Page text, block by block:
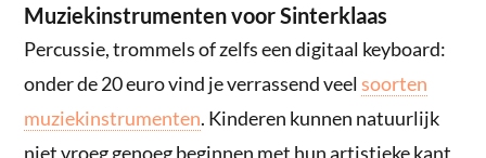
Muziekinstrumenten voor Sinterklaas
Percussie, trommels of zelfs een digitaal keyboard:
onder de 20 euro vind je verrassend veelsoorten
muziekinstrumenten. Kinderen kunnen natuurlijk
niet vroeg genoeg beginnen met hun artistieke kant